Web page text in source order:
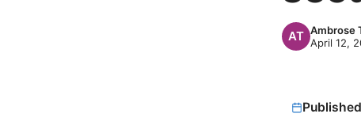
Ambrose
April 12,